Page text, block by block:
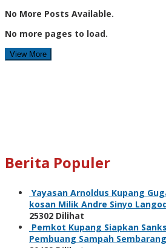
No More Posts Available.
No more pages to load.
View More
Berita Populer
Yayasan Arnoldus Kupang
kosan Milik Andre Sinyo
25302 Dilihat
Pemkot Kupang Siapkan
Pembuang Sampah